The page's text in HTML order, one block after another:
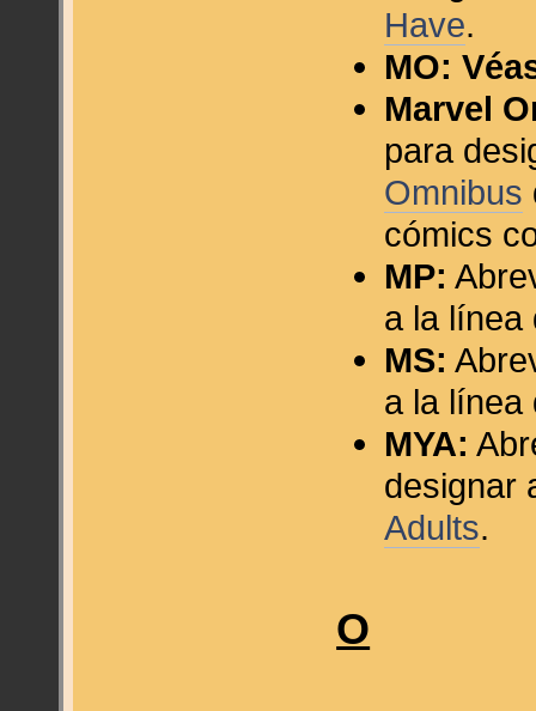
Have.
MO:
Marvel
para
Omnibus
cómics
MP:
a la
MS:
a la
MYA:
designar
Adults.
O